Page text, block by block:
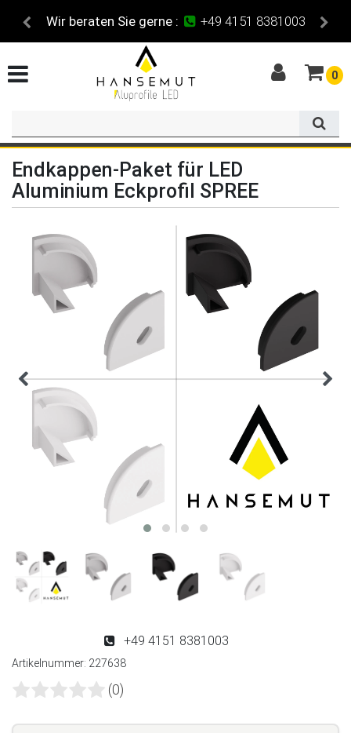
Wir beraten Sie gerne : +49 4151 8381003
0
Endkappen-Paket für LED
Aluminium Eckprofil SPREE
+49 4151 8381003
Artikelnummer: 227638
(0)